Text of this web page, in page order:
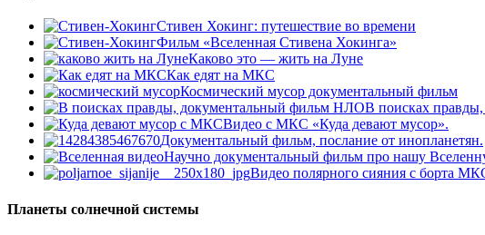
Стивен Хокинг: путешествие во времени
Фильм «Вселенная Стивена Хокинга»
Каково это — жить на Луне
Как едят на МКС
Космический мусор документальный фильм
В поисках
Видео с МКС «Куда девают мусор».
Документальный фильм, послание от инопланетян.
Научно документальный фильм про нашу
Видео полярного сияния с борта
Планеты солнечной системы